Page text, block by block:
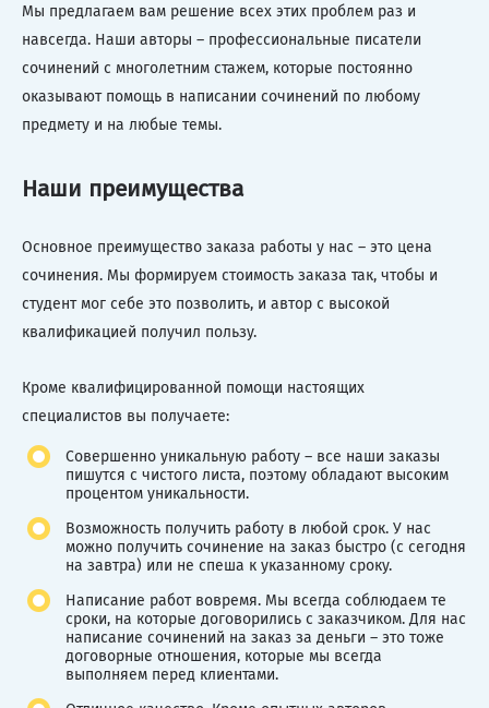
Мы предлагаем вам решение всех этих проблем раз и
навсегда. Наши авторы – профессиональные писатели
сочинений с многолетним стажем, которые постоянно
оказывают помощь в написании сочинений по любому
предмету и на любые темы.
Наши преимущества
Основное преимущество заказа работы у нас – это цена
сочинения. Мы формируем стоимость заказа так, чтобы и
студент мог себе это позволить, и автор с высокой
квалификацией получил пользу.
Кроме квалифицированной помощи настоящих
специалистов вы получаете:
Совершенно уникальную работу – все наши заказы
пишутся с чистого листа, поэтому обладают высоким
процентом уникальности.
Возможность получить работу в любой срок. У нас
можно получить сочинение на заказ быстро (с сегодня
на завтра) или не спеша к указанному сроку.
Написание работ вовремя. Мы всегда соблюдаем те
сроки, на которые договорились с заказчиком. Для нас
написание сочинений на заказ за деньги – это тоже
договорные отношения, которые мы всегда
выполняем перед клиентами.